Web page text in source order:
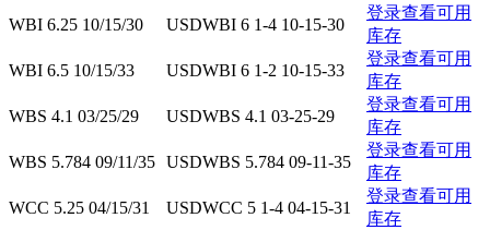
WBI 6.25 10/15/30
USDWBI 6 1-4 10-15-30
登录查看可用
库存
WBI 6.5 10/15/33
USDWBI 6 1-2 10-15-33
登录查看可用
库存
WBS 4.1 03/25/29
USDWBS 4.1 03-25-29
登录查看可用
库存
WBS 5.784 09/11/35 USDWBS 5.784 09-11-35
登录查看可用
库存
WCC 5.25 04/15/31
USDWCC 5 1-4 04-15-31
登录查看可用
库存